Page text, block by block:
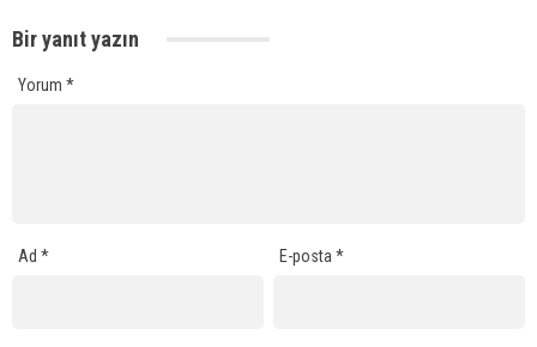
Bir yanıt yazın
Yorum *
Ad * E-posta*